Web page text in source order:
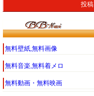
投稿
無料壁紙,無料画像
無料音楽,無料着メロ
無料動画・無料映画